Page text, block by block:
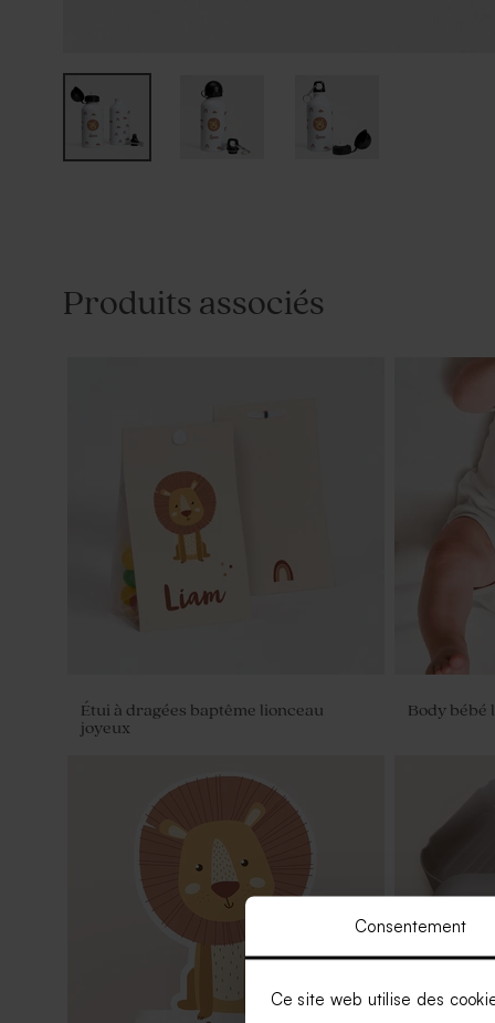
Consentement
Ce site web utilise des
Produits associés
Étui à dragées baptême lionceau
joyeux
Body bébé